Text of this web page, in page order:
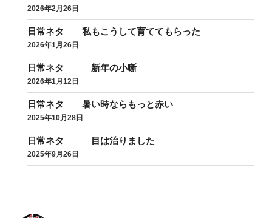
2026年2月26日
日常ネタ 私もこうして育ててもらった
2026年1月26日
日常ネタ 新年の小噺
2026年1月12日
日常ネタ 暑い時ならもっと赤い
2025年10月28日
日常ネタ 目は治りました
2025年9月26日